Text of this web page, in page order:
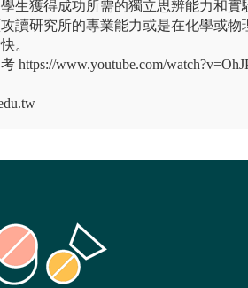
生獲得成功所需的獨立思辨能力和實
讀研究所的專業能力或是在化學或物
。
https://www.youtube.com/